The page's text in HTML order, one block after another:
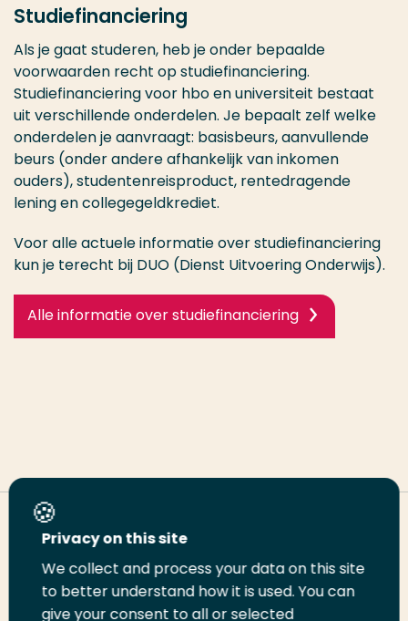
Studiefinanciering
Als je gaat studeren, heb je onder bepaalde
voorwaarden recht op studiefinanciering.
Studiefinanciering voor hbo en universiteit bestaat
uit verschillende onderdelen. Je bepaalt zelf welke
onderdelen je aanvraagt: basisbeurs, aanvullende
beurs (onder andere afhankelijk van inkomen
ouders), studentenreisproduct, rentedragende
lening en collegegeldkrediet.
Voor alle actuele informatie over studiefinanciering
kun je terecht bij DUO (Dienst Uitvoering Onderwijs).
Alle informatie over studiefinanciering
Deel deze pagina
DeelDeelDeelEmailPrint
Privacy on this site
We collect and process your data on this site
to better understand how it is used. You can
give your consent to all or selected